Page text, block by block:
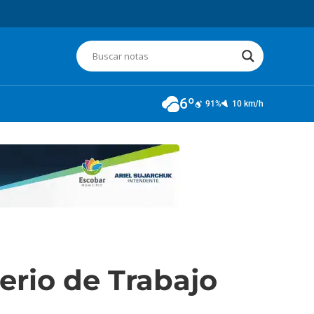
6º 91% 10 km/h
de Trabajo